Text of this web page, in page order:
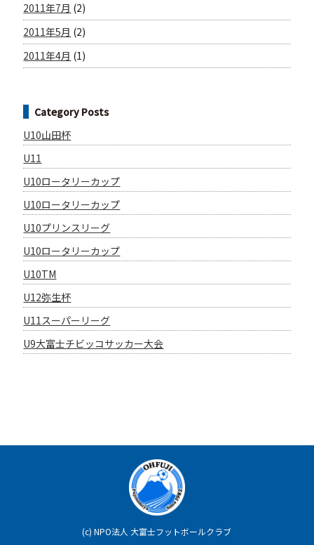
2011年7月 (2)
2011年5月 (2)
2011年4月 (1)
Category Posts
U10山田杯
U11
U10ロータリーカップ
U10ロータリーカップ
U10プリンスリーグ
U10ロータリーカップ
U10TM
U12弥生杯
U11スーパーリーグ
U9大富士チビッコサッカー大会
(c) NPO法人 大富士フットボールクラブ